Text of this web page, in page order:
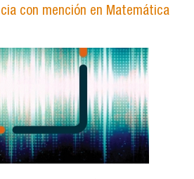
con mención en Matemática